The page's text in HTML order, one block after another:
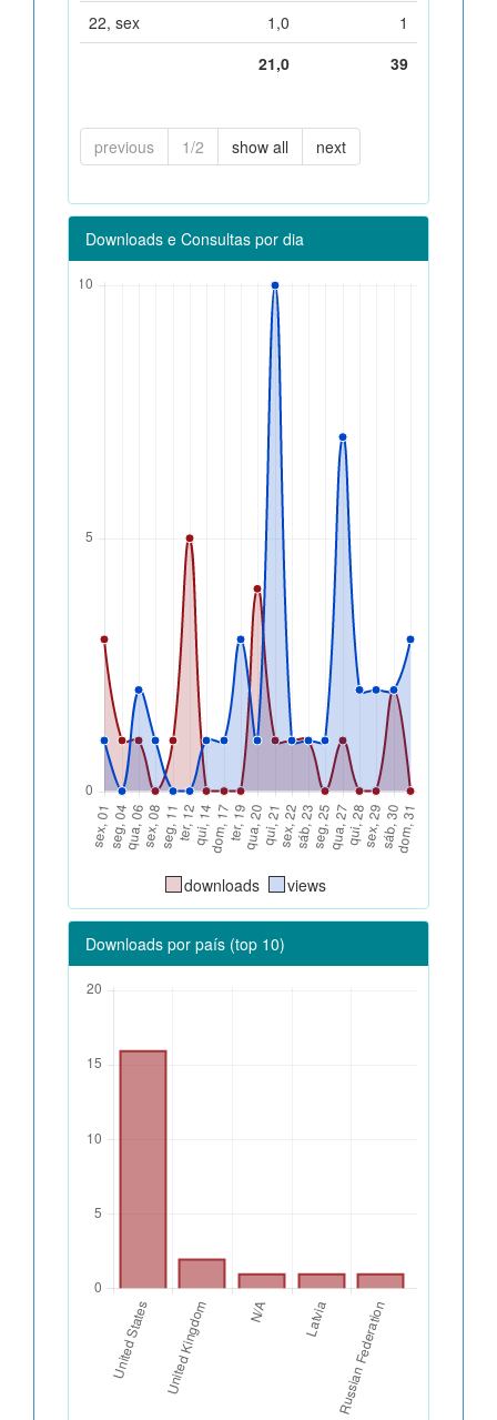
22, sex
1,0
1
21,0
39
previous 1/2 show all next
Downloads e Consultas por dia
downloads views
Downloads por país (top 10)